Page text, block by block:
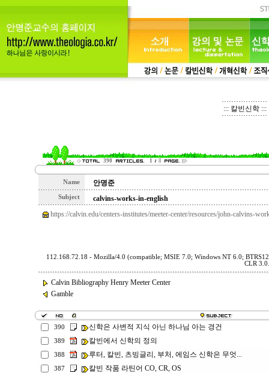
::: 칼빈신학 :::
390 1 8
Name 안명준
Subject
calvins-works-in-english
https://calvin.edu/centers-institutes/meeter-center/resources/john-calvins-
112.168.72.18 - Mozilla/4.0 (compatible; MSIE 7.0; Windows NT 6.0;
CLR
Calvin Bibliography Henry Meeter Center
Gamble
390 신학은 사변적 지식 아닌 하나님 아는 경건
389 칼빈에서 신학의 정의
388 루터, 칼빈, 츠빙글리, 부처, 에임스 신학은 무엇...
387 칼빈 작품 라틴어 CO, CR, OS